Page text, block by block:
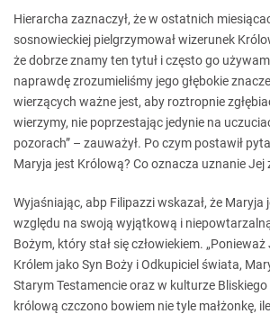
Hierarcha zaznaczył, że w ostatnich
sosnowieckiej pielgrzymował wizerunek
że dobrze znamy ten tytuł i często go
naprawdę zrozumieliśmy jego głębokie
wierzących ważne jest, aby roztropnie
wierzymy, nie poprzestając jedynie na
pozorach” – zauważył. Po czym postawił
Maryja jest Królową? Co oznacza uznanie Jej
Wyjaśniając, abp Filipazzi wskazał, że Maryja
względu na swoją wyjątkową i
Bożym, który stał się człowiekiem.
Królem jako Syn Boży i Odkupiciel świata,
Starym Testamencie oraz w kulturze
królową czczono bowiem nie tyle małżonkę,